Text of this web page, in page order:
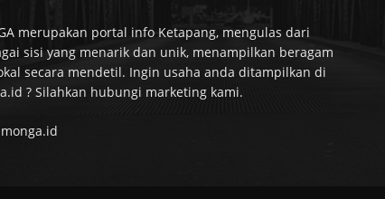
merupakan portal info Ketapang, mengulas dari
sisi yang menarik dan unik, menampilkan beragam
secara mendetil. Ingin usaha anda ditampilkan di
? Silahkan hubungi marketing kami.